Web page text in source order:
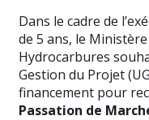
Dans le cadre de
de 5 ans, le Ministère
Hydrocarbures
Gestion du Projet
financement pour
Passation de